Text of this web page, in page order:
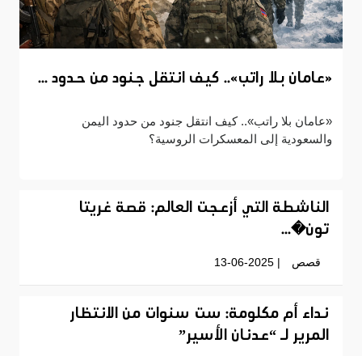
«عامان بلا راتب».. كيف انتقل جنود من حدود ...
«عامان بلا راتب».. كيف انتقل جنود من حدود اليمن
والسعودية إلى المعسكرات الروسية؟
الناشطة التي أزعجت العالم: قصة غريتا
تون�...
قصص | 13-06-2025
نداء أم مكلومة: ست سنوات من الانتظار
المرير لـ “عدنان الأسير”